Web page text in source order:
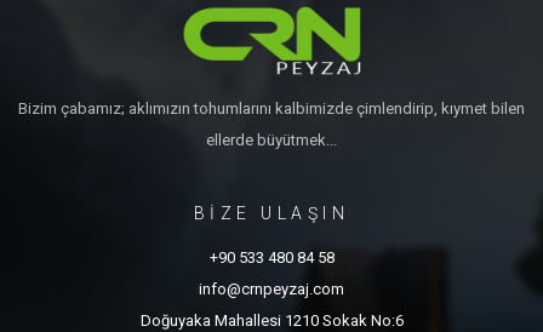
Bizim çabamız; aklımızın tohumlarını kalbimizde çimlendirip, kıymet bilen
ellerde büyütmek...
BİZE ULAŞIN
+90 533 480 84 58
info@crnpeyzaj.com
Doğuyaka Mahallesi 1210 Sokak No:6